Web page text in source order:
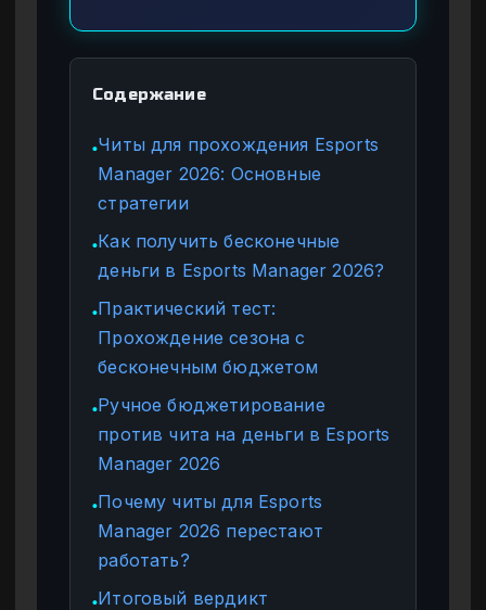
Содержание
●Читы для прохождения Esports
Manager 2026: Основные
стратегии
●Как получить бесконечные
деньги в Esports Manager 2026?
●Практический тест:
Прохождение сезона с
бесконечным бюджетом
●Ручное бюджетирование
против чита на деньги в Esports
Manager 2026
●Почему читы для Esports
Manager 2026 перестают
работать?
●Итоговый вердикт